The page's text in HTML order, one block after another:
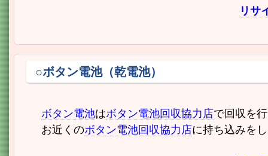
リサ
○ボタン電池（乾電池）
ボタン電池はボタン電池回収協力店で回収を
お近くのボタン電池回収協力店に持ち込みを